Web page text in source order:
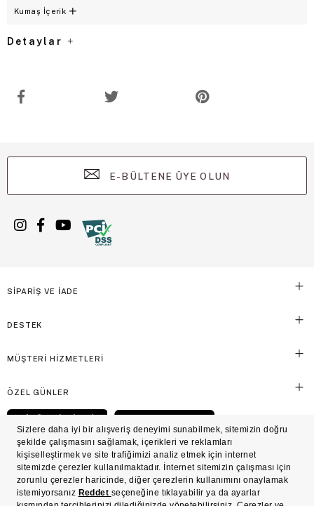
Kumaş İçerik
Detaylar
E-BÜLTENE ÜYE OLUN
SİPARİŞ VE İADE
DESTEK
MÜŞTERİ HİZMETLERİ
ÖZEL GÜNLER
© Victoria's Secret Shaya Mağazacılık A.Ş. Franchise lisansı aracılığıyla işletilen ticari
markasıdır. Her hakkı saklıdır.
Ön Bilgilendirme Süreç Bazlı Müşteri Aydınlatma Metni